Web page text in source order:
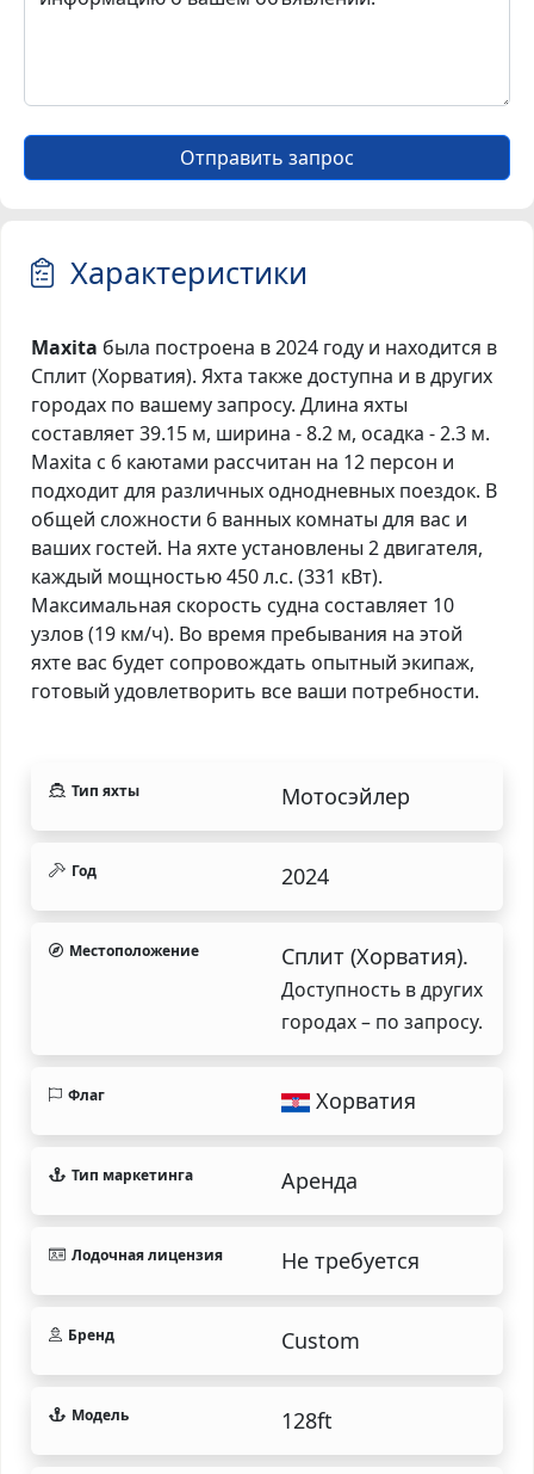
Отправить запрос
Характеристики
Maxita была построена в 2024 году и находится в
Сплит (Хорватия). Яхта также доступна и в других
городах по вашему запросу. Длина яхты
составляет 39.15 м, ширина - 8.2 м, осадка - 2.3 м.
Maxita с 6 каютами рассчитан на 12 персон и
подходит для различных однодневных поездок. В
общей сложности 6 ванных комнаты для вас и
ваших гостей. На яхте установлены 2 двигателя,
каждый мощностью 450 л.с. (331 кВт).
Максимальная скорость судна составляет 10
узлов (19 км/ч). Во время пребывания на этой
яхте вас будет сопровождать опытный экипаж,
готовый удовлетворить все ваши потребности.
Тип яхты Мотосэйлер
Год 2024
Местоположение Сплит (Хорватия).
Доступность в других
городах – по запросу.
Флаг Хорватия
Тип маркетинга Аренда
Лодочная лицензия Не требуется
Бренд Custom
Модель 128ft